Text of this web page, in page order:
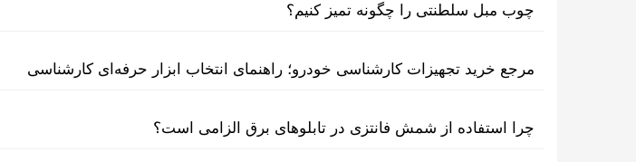
چوب مبل سلطنتی را چگونه تمیز کنیم؟
مرجع خرید تجهیزات کارشناسی خودرو؛ راهنمای انتخاب ابزار حرفه‌ای کارشناسی
چرا استفاده از شمش فانتزی در تابلوهای برق الزامی است؟